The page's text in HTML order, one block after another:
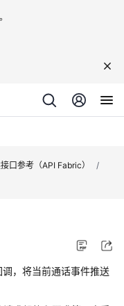
口参考（API Fabric）
/
，将当前通话事件推送